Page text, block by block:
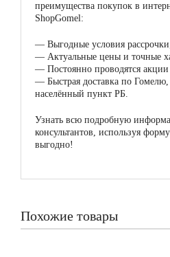
преимущества покупок в
ShopGomel:
— Выгодные условия
— Актуальные цены и точные
— Постоянно проводятся
— Быстрая доставка по
населённый пункт РБ.
Узнать всю подробную
консультантов, используя
выгодно!
Похожие товары